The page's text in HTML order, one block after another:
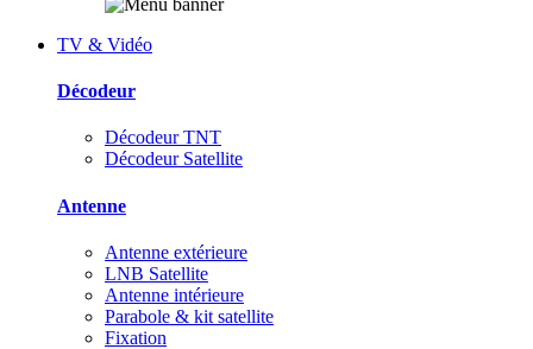
TV & Vidéo
Décodeur
Décodeur TNT
Décodeur Satellite
Antenne
Antenne extérieure
LNB Satellite
Antenne intérieure
Parabole & kit satellite
Fixation